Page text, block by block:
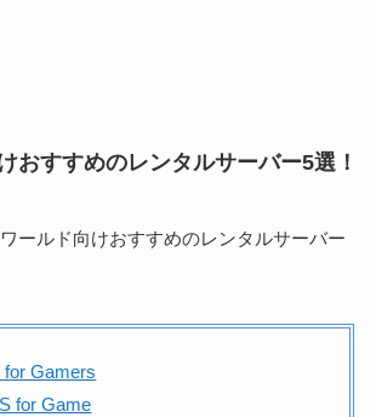
おすすめのレンタルサーバー5選！
ールド向けおすすめのレンタルサーバー
for Gamers
for Game